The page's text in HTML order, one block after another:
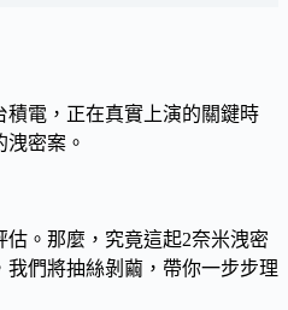
電，正在真實上演的關鍵時
洩密案 。
。那麼，究竟這起2奈米洩密
們將抽絲剝繭，帶你一步步理